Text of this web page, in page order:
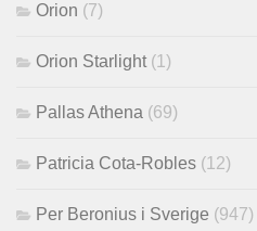
Orion (7)
Orion Starlight (1)
Pallas Athena (69)
Patricia Cota-Robles (12)
Per Beronius i Sverige (947)